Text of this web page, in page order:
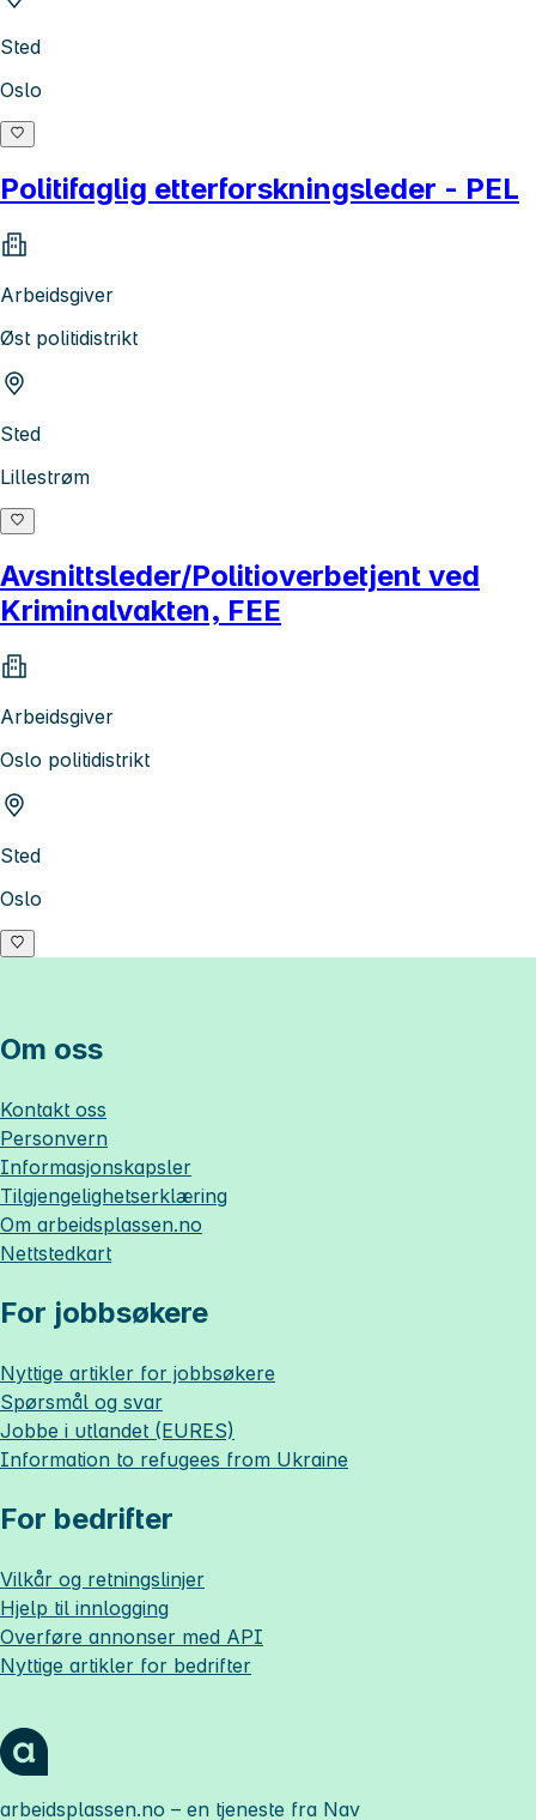
Sted
Oslo
Politifaglig etterforskningsleder - PEL
Arbeidsgiver
Øst politidistrikt
Sted
Lillestrøm
Avsnittsleder/Politioverbetjent ved
Kriminalvakten, FEE
Arbeidsgiver
Oslo politidistrikt
Sted
Oslo
Om oss
Kontakt oss
Personvern
Informasjonskapsler
Tilgjengelighetserklæring
Om arbeidsplassen.no
Nettstedkart
For jobbsøkere
Nyttige artikler for jobbsøkere
Spørsmål og svar
Jobbe i utlandet (EURES)
Information to refugees from Ukraine
For bedrifter
Vilkår og retningslinjer
Hjelp til innlogging
Overføre annonser med API
Nyttige artikler for bedrifter
arbeidsplassen.no – en tjeneste fra Nav